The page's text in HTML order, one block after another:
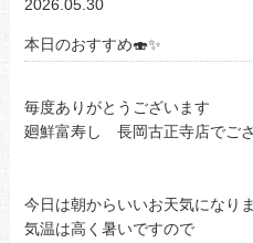
2026.05.30
本日のおすすめ🍣✨
毎度ありがとうございます
廻鮮富寿し 長岡古正寺店で
今日は朝からいいお天気になり
気温は高く暑いですので